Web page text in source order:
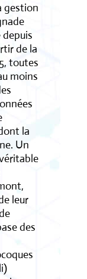
gestion
de la
toutes
moins
la
Un
leur
des